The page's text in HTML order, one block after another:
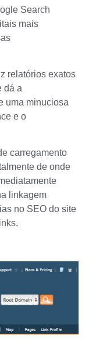
Search
mais
relatórios exatos
dá a
uma minuciosa
e o
carregamento
de onde
linkagem
no SEO do site